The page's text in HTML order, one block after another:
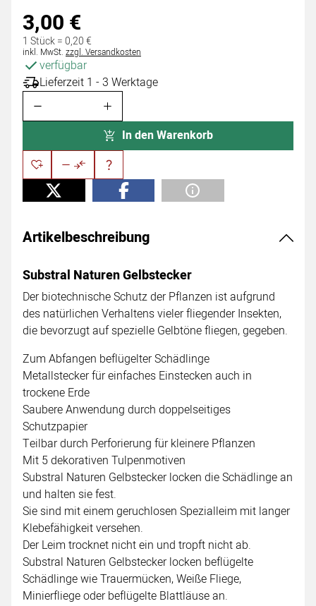
3,00 €
1 Stück =0,20€
Steuerhinweis:
inkl. MwSt. zzgl. Versandkosten
verfügbar
Lieferzeit 1 - 3 Werktage
In den Warenkorb
Artikelbeschreibung
Substral Naturen Gelbstecker
Der biotechnische Schutz der Pflanzen ist aufgrund
des natürlichen Verhaltens vieler fliegender Insekten,
die bevorzugt auf spezielle Gelbtöne fliegen, gegeben.
Zum Abfangen beflügelter Schädlinge
Metallstecker für einfaches Einstecken auch in
trockene Erde
Saubere Anwendung durch doppelseitiges
Schutzpapier
Teilbar durch Perforierung für kleinere Pflanzen
Mit 5 dekorativen Tulpenmotiven
Substral Naturen Gelbstecker locken die Schädlinge an
und halten sie fest.
Sie sind mit einem geruchlosen Spezialleim mit langer
Klebefähigkeit versehen.
Der Leim trocknet nicht ein und tropft nicht ab.
Substral Naturen Gelbstecker locken beflügelte
Schädlinge wie Trauermücken, Weiße Fliege,
Minierfliege oder beflügelte Blattläuse an.